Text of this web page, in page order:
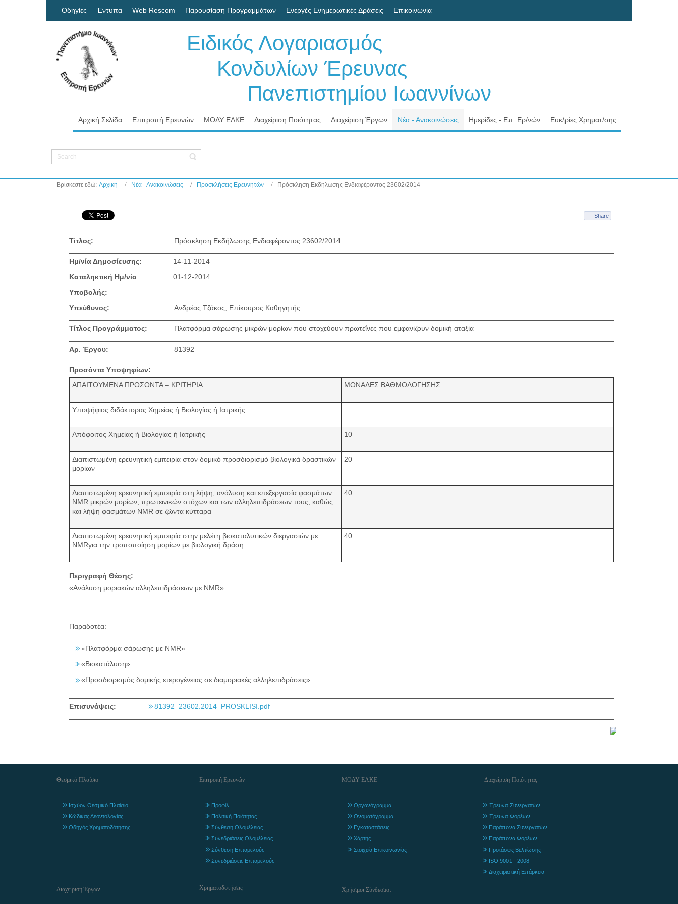
Οδηγίες Έντυπα Web Rescom Παρουσίαση Προγραμμάτων Ενεργές Ενημερωτικές Δράσεις Επικοινωνία
Ειδικός Λογαριασμός
Κονδυλίων Έρευνας
Πανεπιστημίου Ιωαννίνων
Αρχική Σελίδα Επιτροπή Ερευνών ΜΟΔΥ ΕΛΚΕ Διαχείριση Ποιότητας Διαχείριση Έργων Νέα - Ανακοινώσεις Ημερίδες - Επ. Ερ/νών Ευκ/ρίες Χρηματ/σης
Βρίσκεστε εδώ: Αρχική Νέα - Ανακοινώσεις Προσκλήσεις Ερευνητών Πρόσκληση Εκδήλωσης Ενδιαφέροντος 23602/2014
Share
Τίτλος: Πρόσκληση Εκδήλωσης Ενδιαφέροντος 23602/2014
Ημ/νία Δημοσίευσης:
14-11-2014
Καταληκτική Ημ/νία
Υποβολής:
01-12-2014
Υπεύθυνος: Ανδρέας Τζάκος, Επίκουρος Καθηγητής
Τίτλος Προγράμματος: Πλατφόρμα σάρωσης μικρών μορίων που στοχεύουν πρωτεΐνες που εμφανίζουν δομική αταξία
Αρ. Έργου: 81392
Προσόντα Υποψηφίων:
ΑΠΑΙΤΟΥΜΕΝΑ ΠΡΟΣΟΝΤΑ – ΚΡΙΤΗΡΙΑ
ΜΟΝΑΔΕΣ ΒΑΘΜΟΛΟΓΗΣΗΣ
Υποψήφιος διδάκτορας Χημείας ή Βιολογίας ή Ιατρικής
Απόφοιτος Χημείας ή Βιολογίας ή Ιατρικής 10
Διαπιστωμένη ερευνητική εμπειρία στον δομικό προσδιορισμό βιολογικά δραστικών
μορίων
20
Διαπιστωμένη ερευνητική εμπειρία στη λήψη, ανάλυση και επεξεργασία φασμάτων
NMR μικρών μορίων, πρωτεινικών στόχων και των αλληλεπιδράσεων τους, καθώς
και λήψη φασμάτων NMR σε ζώντα κύτταρα
40
Διαπιστωμένη ερευνητική εμπειρία στην μελέτη βιοκαταλυτικών διεργασιών με
NMRγια την τροποποίηση μορίων με βιολογική δράση
40
Περιγραφή Θέσης:
«Ανάλυση μοριακών αλληλεπιδράσεων με NMR»
Παραδοτέα:
«Πλατφόρμα σάρωσης με NMR»
«Βιοκατάλυση»
«Προσδιορισμός δομικής ετερογένειας σε διαμοριακές αλληλεπιδράσεις»
Επισυνάψεις: 81392_23602.2014_PROSKLISI.pdf
Θεσμικό Πλαίσιο
Ισχύον Θεσμικό Πλαίσιο
Κώδικας Δεοντολογίας
Οδηγός Χρηματοδότησης
Διαχείριση Έργων
Επιτροπή Ερευνών
Προφίλ
Πολιτική Ποιότητας
Σύνθεση Ολομέλειας
Συνεδριάσεις Ολομέλειας
Σύνθεση Επταμελούς
Συνεδριάσεις Επταμελούς
Χρηματοδοτήσεις
ΜΟΔΥ ΕΛΚΕ
Οργανόγραμμα
Ονοματόγραμμα
Εγκαταστάσεις
Χάρτης
Στοιχεία Επικοινωνίας
Χρήσιμοι Σύνδεσμοι
Διαχείριση Ποιότητας
Έρευνα Συνεργατών
Έρευνα Φορέων
Παράπονα Συνεργατών
Παράπονα Φορέων
Προτάσεις Βελτίωσης
ISO 9001 - 2008
Διαχειριστική Επάρκεια